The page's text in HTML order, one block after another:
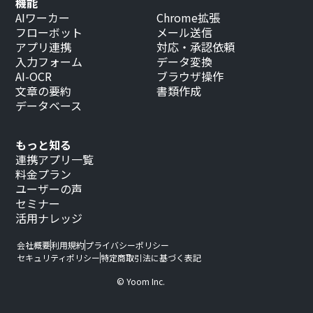
もっと知る
連携アプリ一覧
料金プラン
ユーザーの声
セミナー
活用ナレッジ
AIワーカー
フローボット
アプリ連携
入力フォーム
AI-OCR
文章の要約
データベース
Chrome拡張
メール送信
対応・承認依頼
データ変換
ブラウザ操作
書類作成
会社概要利用規約プライバシーポリシー
セキュリティポリシー特定商取引法に基づく表記
© Yoom Inc.